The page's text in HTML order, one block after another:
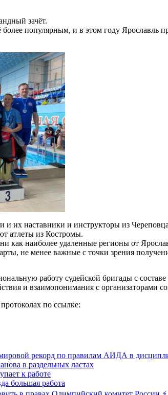
зачёт.
более популярным, и в этом году
их наставники и инструкторы из
атлеты из Костромы.
как наиболее удаленные регионы от
не менее важные с точки зрения
работу судейской бригады с
и взаимопонимания с организаторами
по ссылке:
рекорд по правилам АИДА в
в раздельных ластах
к работе
большая работа